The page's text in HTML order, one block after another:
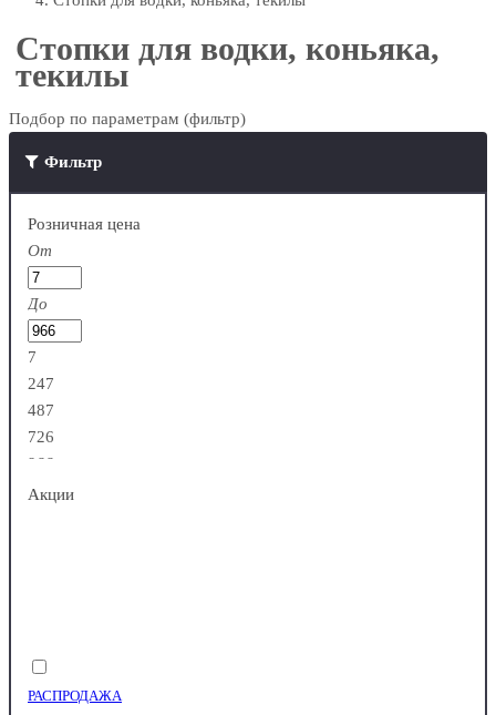
Стопки для водки, коньяка,
текилы
Подбор по параметрам (фильтр)
Фильтр
Розничная цена
От
До
7
247
487
726
966
Акции
РАСПРОДАЖА